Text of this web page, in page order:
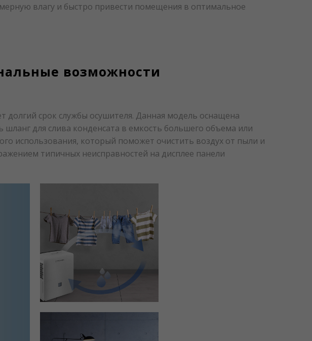
влагу и быстро привести помещения в оптимальное
возможности
долгий срок службы осушителя. Данная модель оснащена
для слива конденсата в емкость большего объема или
использования, который поможет очистить воздух от пыли и
типичных неисправностей на дисплее панели